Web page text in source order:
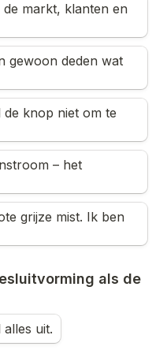
de markt, klanten en
gewoon deden wat
de knop niet om te
– het
grijze mist. Ik ben
als de
uit.